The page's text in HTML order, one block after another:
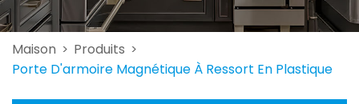
Maison > Produits >
Porte D'armoire Magnétique À Ressort En Plastique